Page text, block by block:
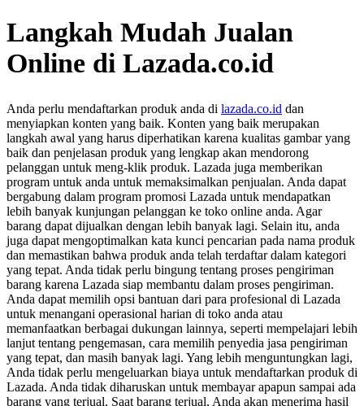
Langkah Mudah Jualan
Online di Lazada.co.id
Anda perlu mendaftarkan produk anda di lazada.co.id dan
menyiapkan konten yang baik. Konten yang baik merupakan
langkah awal yang harus diperhatikan karena kualitas gambar yang
baik dan penjelasan produk yang lengkap akan mendorong
pelanggan untuk meng-klik produk. Lazada juga memberikan
program untuk anda untuk memaksimalkan penjualan. Anda dapat
bergabung dalam program promosi Lazada untuk mendapatkan
lebih banyak kunjungan pelanggan ke toko online anda. Agar
barang dapat dijualkan dengan lebih banyak lagi. Selain itu, anda
juga dapat mengoptimalkan kata kunci pencarian pada nama produk
dan memastikan bahwa produk anda telah terdaftar dalam kategori
yang tepat. Anda tidak perlu bingung tentang proses pengiriman
barang karena Lazada siap membantu dalam proses pengiriman.
Anda dapat memilih opsi bantuan dari para profesional di Lazada
untuk menangani operasional harian di toko anda atau
memanfaatkan berbagai dukungan lainnya, seperti mempelajari lebih
lanjut tentang pengemasan, cara memilih penyedia jasa pengiriman
yang tepat, dan masih banyak lagi. Yang lebih menguntungkan lagi,
Anda tidak perlu mengeluarkan biaya untuk mendaftarkan produk di
Lazada. Anda tidak diharuskan untuk membayar apapun sampai ada
barang yang terjual. Saat barang terjual, Anda akan menerima hasil